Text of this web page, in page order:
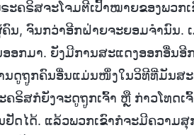
ຄຣິສຈະໂຈມຕີເປົ້າໝາຍຂອງພວກ
ນ, ຈົນກວ່າອີກຝ່າຍຈະຍອມຈຳນົນ.
ອກມາ. ຍັງມີການສະແດງອອກອື່ນ
ດູຖູກຄົນອື່ນແມ່ນໜຶ່ງໃນວິທີທີ່ມັນສະ
ຣິສກໍຍັງຈະດູຖູກເຈົ້າ ຫຼື ກ່າວໂທດເ
ດໄດ້. ແລ້ວພວກເຂົາກໍຈະມີຄວາມສຸ